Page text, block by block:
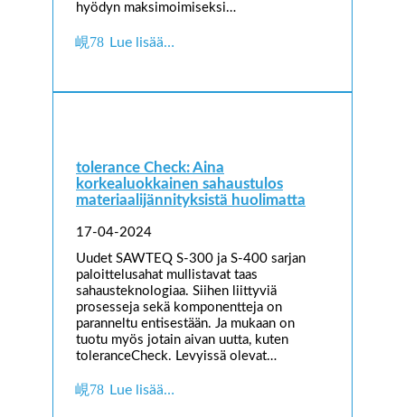
hyödyn maksimoimiseksi…
Lue lisää…
tolerance Check: Aina
korkealuokkainen sahaustulos
materiaalijännityksistä huolimatta
17-04-2024
Uudet SAWTEQ S-300 ja S-400 sarjan
paloittelusahat mullistavat taas
sahausteknologiaa. Siihen liittyviä
prosesseja sekä komponentteja on
paranneltu entisestään. Ja mukaan on
tuotu myös jotain aivan uutta, kuten
toleranceCheck. Levyissä olevat…
Lue lisää…